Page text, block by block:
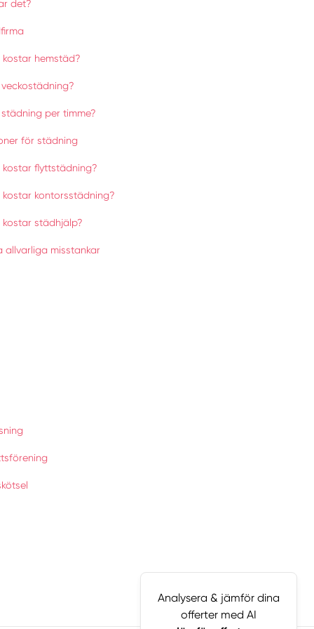
det?
kostar hemstäd?
per timme?
för städning
kostar flyttstädning?
kostar kontorsstädning?
kostar städhjälp?
allvarliga misstankar
Analysera & jämför dina
offerter med AI